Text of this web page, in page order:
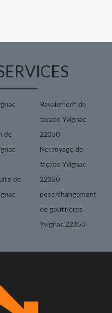
de
de
Ravalement de
façade Yvignac
22350
Nettoyage de
façade Yvignac
22350
pose/changement
de gouttières
Yvignac 22350